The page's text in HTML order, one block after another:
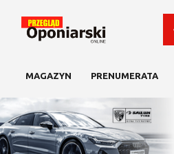
MAGAZYN PRENUMERATA